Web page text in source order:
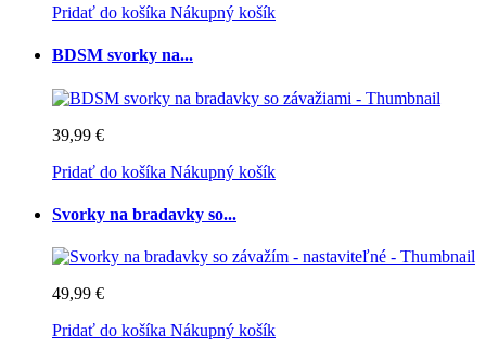
Pridať do košíka Nákupný košík
BDSM svorky na...
39,99 €
Pridať do košíka Nákupný košík
Svorky na bradavky so...
49,99 €
Pridať do košíka Nákupný košík